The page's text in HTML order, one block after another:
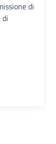
di
di